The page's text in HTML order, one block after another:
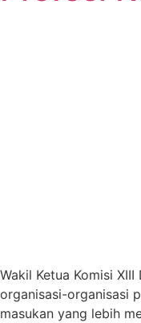
Wakil Ketua Komisi
organisasi-organisasi
masukan yang lebih